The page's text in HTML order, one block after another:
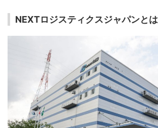
NEXTロジスティクスジャパンと